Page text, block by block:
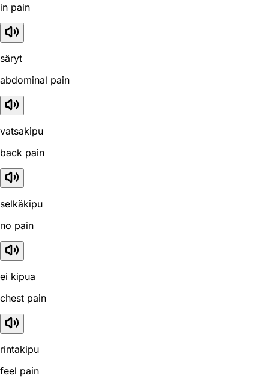
in pain
säryt
abdominal pain
vatsakipu
back pain
selkäkipu
no pain
ei kipua
chest pain
rintakipu
feel pain